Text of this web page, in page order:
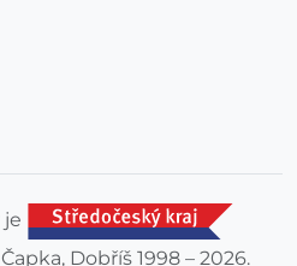
je
Dobříš 1998 – 2026.